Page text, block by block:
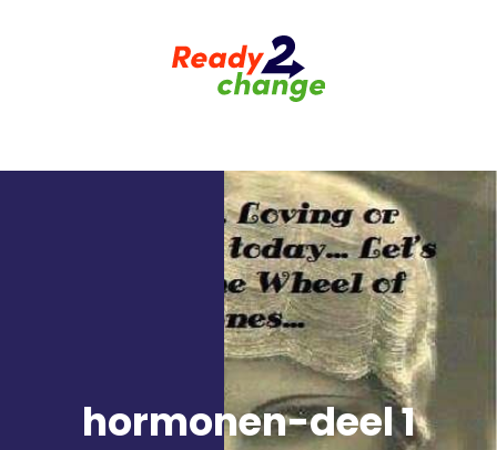
hormonen-deel 1